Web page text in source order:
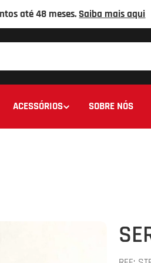
até 48 meses.Saiba mais aqui
ACESSÓRIOS SOBRE NÓS